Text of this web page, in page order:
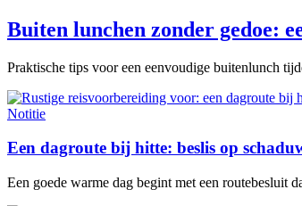
Buiten lunchen zonder gedoe:
Praktische tips voor een eenvoudige buitenlunch
Notitie
Een dagroute bij hitte: beslis op
Een goede warme dag begint met een routebesluit